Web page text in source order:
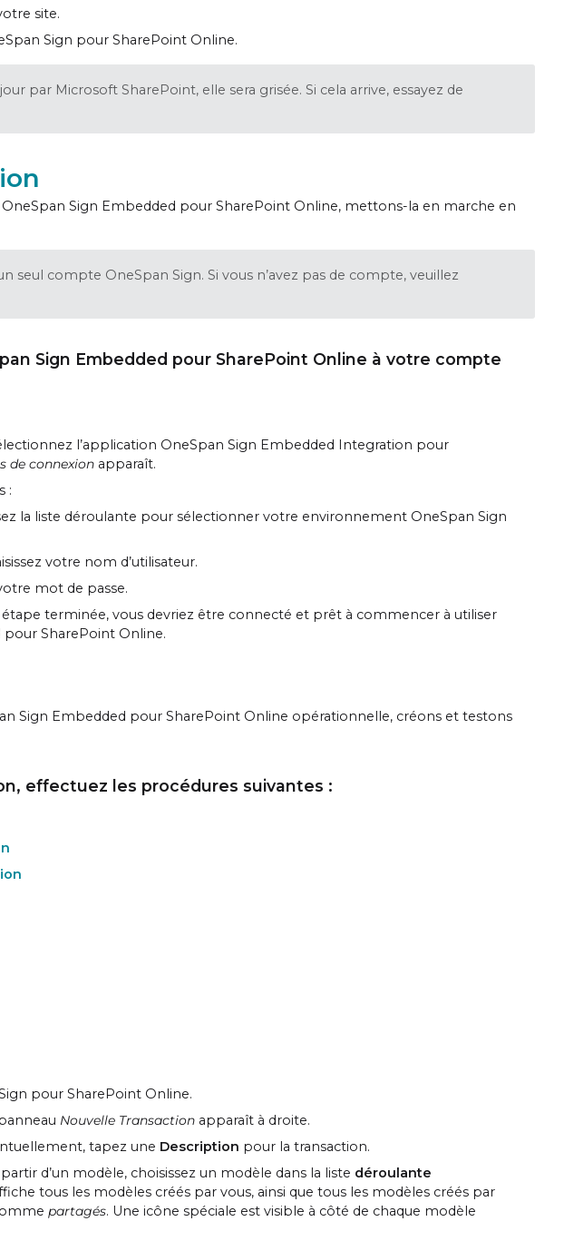
site.
Sign pour SharePoint Online.
par Microsoft SharePoint, elle sera grisée. Si cela arrive, essayez de
Sign Embedded pour SharePoint Online, mettons-la en marche en
seul compte OneSpan Sign. Si vous n’avez pas de compte, veuillez
Sign Embedded pour SharePoint Online à votre compte
l’application OneSpan Sign Embedded Integration pour
de connexion apparaît.
:
la liste déroulante pour sélectionner votre environnement OneSpan Sign
votre nom d’utilisateur.
mot de passe.
étape terminée, vous devriez être connecté et prêt à commencer à utiliser
pour SharePoint Online.
Sign Embedded pour SharePoint Online opérationnelle, créons et testons
effectuez les procédures suivantes :
pour SharePoint Online.
Nouvelle Transaction apparaît à droite.
tapez une Description pour la transaction.
d’un modèle, choisissez un modèle dans la liste déroulante
tous les modèles créés par vous, ainsi que tous les modèles créés par
partagés. Une icône spéciale est visible à côté de chaque modèle